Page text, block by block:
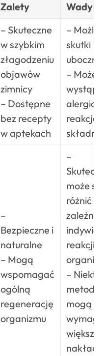
Zalety Wady
– Skuteczne
w szybkim
złagodzeniu
objawów
zimnicy
– Dostępne
bez recepty
w aptekach
–
skutki
uboczne
– Może
wystąpić
reakcja
składniki
–
Bezpieczne i
naturalne
– Mogą
wspomagać
ogólną
regenerację
organizmu
–
może się
różnić w
reakcji
–
metody
mogą
nakładu